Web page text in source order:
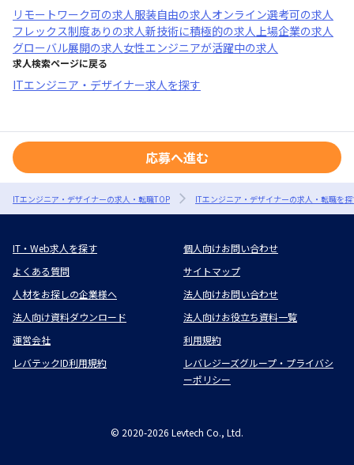
リモートワーク可の求人服装自由の求人オンライン選考可の求人
フレックス制度あり の求人新技術に積極的の求人上場企業の求人
グローバル展開の求人女性エンジニアが活躍中の求人
求人検索ページに戻る
ITエンジニア・デザイナー求人を探す
応募へ進む
ITエンジニア・デザイナーの求人・転職TOP ITエンジニア・デザイナーの求人・転職を
IT・Web求人を探す
個人向けお問い合わせ
よくある質問
サイトマップ
人材をお探しの企業様へ
法人向けお問い合わせ
法人向け資料ダウンロード
法人向けお役立ち資料一覧
運営会社
利用規約
レバテックID利用規約
レバレジーズグループ・プライバシ
ーポリシー
© 2020-2026 Levtech Co., Ltd.